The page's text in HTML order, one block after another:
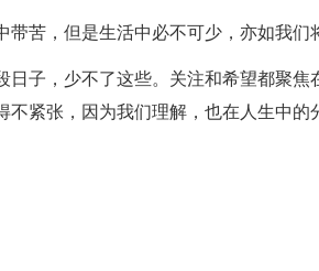
苦，但是生活中必不可少，亦如我们
日子，少不了这些。关注和希望都聚焦
紧张，因为我们理解，也在人生中的